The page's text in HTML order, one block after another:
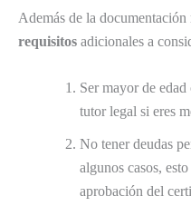
Además de la
requisitos adicionales a
Ser mayor de
tutor legal si eres
No tener deudas
algunos casos,
aprobación del